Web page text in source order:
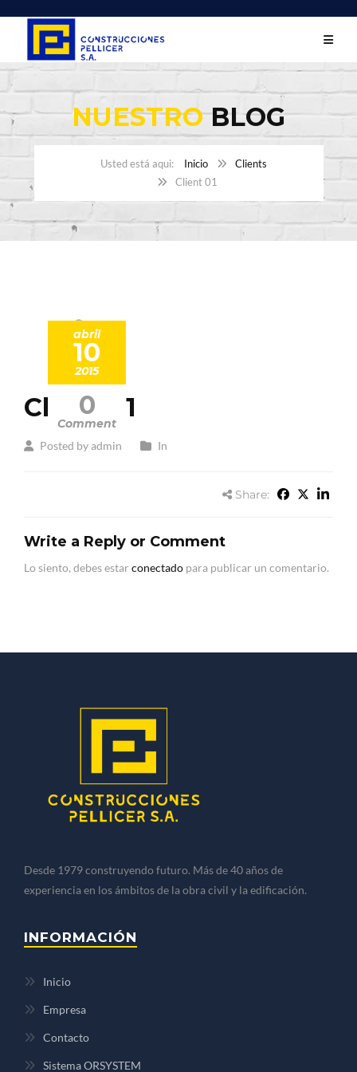
NUESTROBLOG
Inicio
Clients
Client 01
abril
10
2015
0
Comment
Client 01
Posted by admin In
Share:
Write a Reply or Comment
Lo siento, debes estar conectado para publicar un comentario.
Desde 1979 construyendo futuro. Más de 40 años de
experiencia en los ámbitos de la obra civil y la edificación.
INFORMACIÓN
Inicio
Empresa
Contacto
Sistema ORSYSTEM